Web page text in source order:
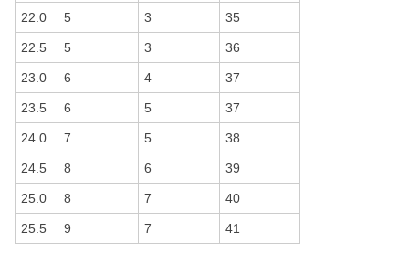
22.0 5 3 35
22.5 5 3 36
23.0 6 4 37
23.5 6 5 37
24.0 7 5 38
24.5 8 6 39
25.0 8 7 40
25.5 9 7 41